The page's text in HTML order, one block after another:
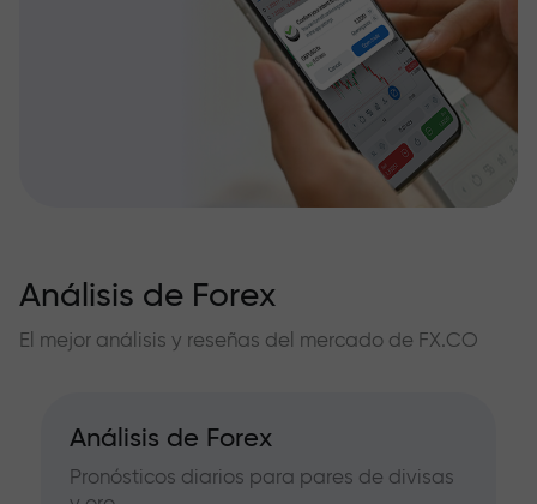
Análisis de Forex
El mejor análisis y reseñas del mercado de FX.CO
Análisis de Forex
Pronósticos diarios para pares de divisas